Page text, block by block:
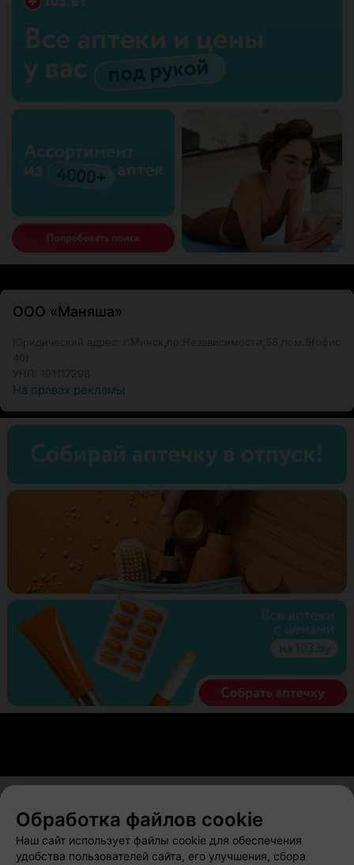
ООО «Маняша»
На правах рекламы
О проекте Новости проекта
Вакансии
Публичный договор Способы оплаты
Обработка файлов cookie
Наш сайт использует файлы cookie для обеспечения
удобства пользователей сайта, его улучшения, сбора